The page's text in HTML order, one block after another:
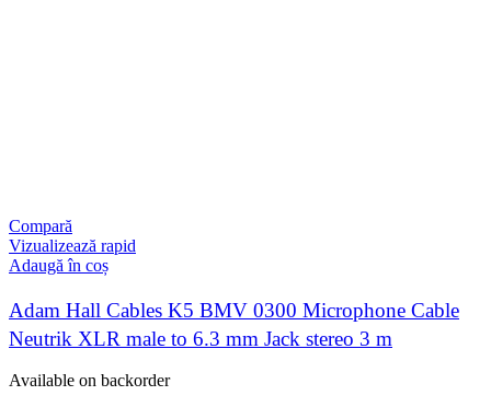
Compară
Vizualizează rapid
Adaugă în coș
Adam Hall Cables K5 BMV 0300 Microphone Cable
Neutrik XLR male to 6.3 mm Jack stereo 3 m
Available on backorder